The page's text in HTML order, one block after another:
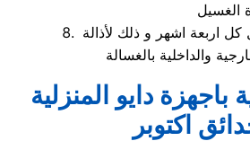
اربعة اشهر و ذلك لأذالة
باجهزة دايو المنزلية
اكتوبر